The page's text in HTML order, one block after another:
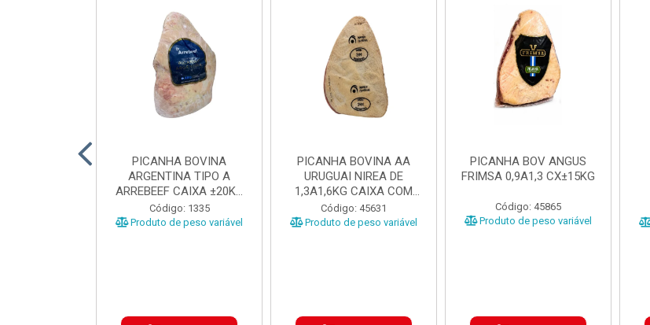
PICANHA BOVINA
ARGENTINA TIPO A
ARREBEEF CAIXA ±20KG
PEÇAS 1...
Código: 1335
Produto de peso variável
PICANHA BOVINA AA
URUGUAI NIREA DE
1,3A1,6KG CAIXA COM
±15KG
Código: 45631
Produto de peso variável
PICANHA BOV ANGUS
FRIMSA 0,9A1,3 CX±15KG
Código: 45865
Produto de peso variável